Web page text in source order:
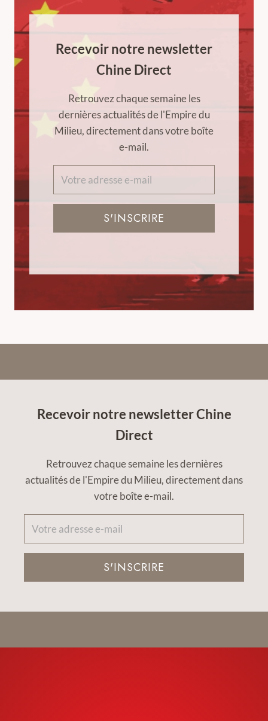
Recevoir notre newsletter
Chine Direct
Retrouvez chaque semaine les
dernières actualités de l'Empire du
Milieu, directement dans votre boîte
e-mail.
S'INSCRIRE
Recevoir notre newsletter Chine
Direct
Retrouvez chaque semaine les dernières
actualités de l'Empire du Milieu, directement dans
votre boîte e-mail.
S'INSCRIRE